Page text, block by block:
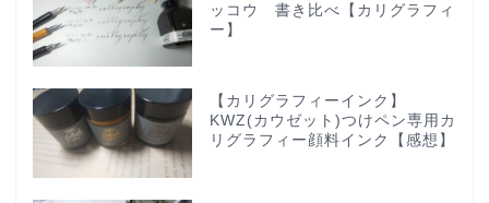
ッコウ 書き比べ【カリグラフィ
ー】
【カリグラフィーインク】
KWZ(カウゼット)つけペン専用カ
リグラフィー顔料インク【感想】